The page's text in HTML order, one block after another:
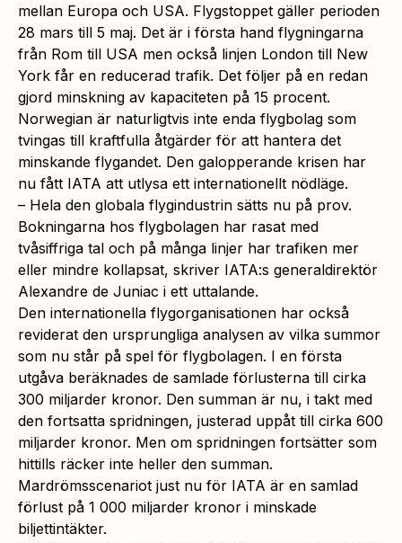
mellan Europa och USA. Flygstoppet gäller perioden
28 mars till 5 maj. Det är i första hand flygningarna
från Rom till USA men också linjen London till New
York får en reducerad trafik. Det följer på en redan
gjord minskning av kapaciteten på 15 procent.
Norwegian är naturligtvis inte enda flygbolag som
tvingas till kraftfulla åtgärder för att hantera det
minskande flygandet. Den galopperande krisen har
nu fått IATA att utlysa ett internationellt nödläge.
– Hela den globala flygindustrin sätts nu på prov.
Bokningarna hos flygbolagen har rasat med
tvåsiffriga tal och på många linjer har trafiken mer
eller mindre kollapsat, skriver IATA:s generaldirektör
Alexandre de Juniac i ett uttalande.
Den internationella flygorganisationen har också
reviderat den ursprungliga analysen av vilka summor
som nu står på spel för flygbolagen. I en första
utgåva beräknades de samlade förlusterna till cirka
300 miljarder kronor. Den summan är nu, i takt med
den fortsatta spridningen, justerad uppåt till cirka 600
miljarder kronor. Men om spridningen fortsätter som
hittills räcker inte heller den summan.
Mardrömsscenariot just nu för IATA är en samlad
förlust på 1 000 miljarder kronor i minskade
biljettintäkter.